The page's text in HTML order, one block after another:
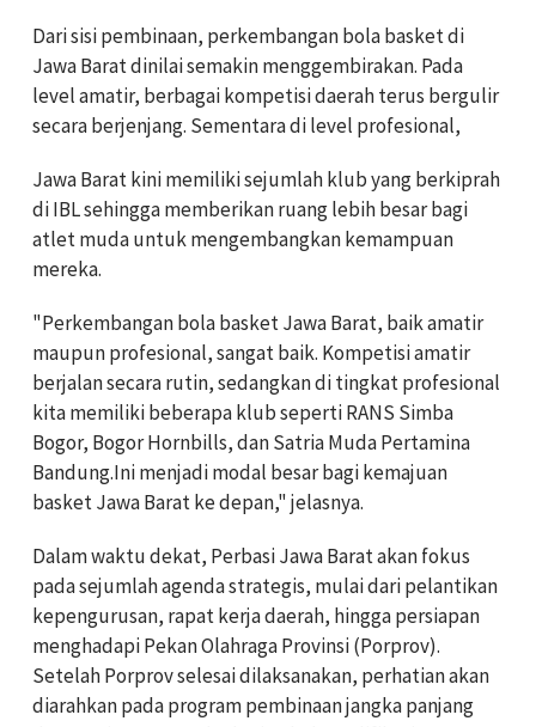
Dari sisi pembinaan, perkembangan bola basket di
Jawa Barat dinilai semakin menggembirakan. Pada
level amatir, berbagai kompetisi daerah terus bergulir
secara berjenjang. Sementara di level profesional,
Jawa Barat kini memiliki sejumlah klub yang berkiprah
di IBL sehingga memberikan ruang lebih besar bagi
atlet muda untuk mengembangkan kemampuan
mereka.
"Perkembangan bola basket Jawa Barat, baik amatir
maupun profesional, sangat baik. Kompetisi amatir
berjalan secara rutin, sedangkan di tingkat profesional
kita memiliki beberapa klub seperti RANS Simba
Bogor, Bogor Hornbills, dan Satria Muda Pertamina
Bandung.Ini menjadi modal besar bagi kemajuan
basket Jawa Barat ke depan," jelasnya.
Dalam waktu dekat, Perbasi Jawa Barat akan fokus
pada sejumlah agenda strategis, mulai dari pelantikan
kepengurusan, rapat kerja daerah, hingga persiapan
menghadapi Pekan Olahraga Provinsi (Porprov).
Setelah Porprov selesai dilaksanakan, perhatian akan
diarahkan pada program pembinaan jangka panjang